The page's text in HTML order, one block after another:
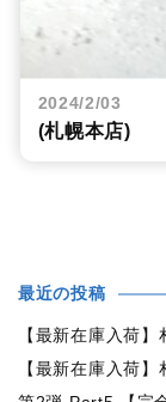
2024/2/03
(札幌本店)
最近の投稿